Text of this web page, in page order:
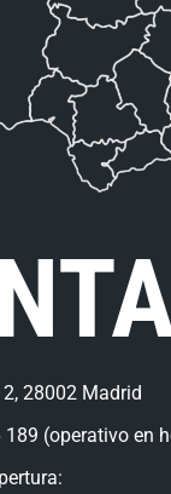
2, 28002 Madrid
(operativo en